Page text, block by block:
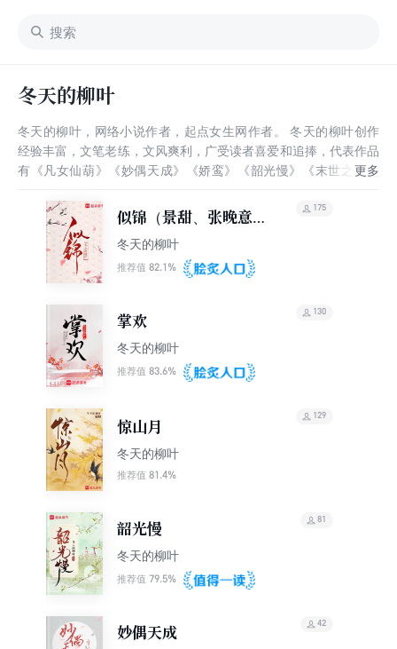
冬天的柳叶
冬天的柳叶，网络小说作者，起点女生网作者。 冬天的柳叶创作
经验丰富，文笔老练，文风爽利，广受读者喜爱和追捧，代表作品
有《凡女仙葫》《妙偶天成》《娇鸾》《韶光慢》《末世之希望
似锦（景甜、张晚意主
演同名电视剧原著）
冬天的柳叶
推荐值 82.1%
175
掌欢
冬天的柳叶
推荐值 83.6%
130
惊山月
冬天的柳叶
推荐值 81.4%
129
韶光慢
冬天的柳叶
推荐值 79.5%
81
妙偶天成
42